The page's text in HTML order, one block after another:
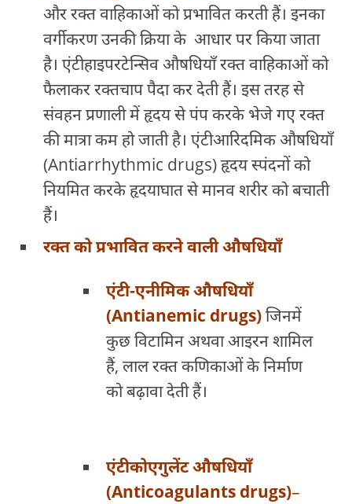
और रक्त वाहिकाओं को प्रभावित करती हैं। इनका
वर्गीकरण उनकी क्रिया के आधार पर किया जाता
है। एंटीहाइपरटेन्सिव औषधियाँ रक्त वाहिकाओं को
फैलाकर रक्तचाप पैदा कर देती हैं। इस तरह से
संवहन प्रणाली में हृदय से पंप करके भेजे गए रक्त
की मात्रा कम हो जाती है। एंटीआरिदमिक औषधियाँ
(Antiarrhythmic drugs) हृदय स्पंदनों को
नियमित करके हृदयाघात से मानव शरीर को बचाती
हैं।
रक्त को प्रभावित करने वाली औषधियाँ
एंटी-एनीमिक औषधियाँ
(Antianemic drugs)जिनमें
कुछ विटामिन अथवा आइरन शामिल
हैं, लाल रक्त कणिकाओं के निर्माण
को बढ़ावा देती हैं।
एंटीकोएगुलेंट औषधियाँ
(Anticoagulants drugs)–